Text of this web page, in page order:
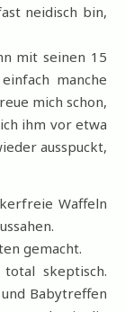
neidisch bin,
mit seinen 15
manche
mich schon,
ihm vor etwa
ausspuckt,
Waffeln
gemacht.
skeptisch.
Babytreffen